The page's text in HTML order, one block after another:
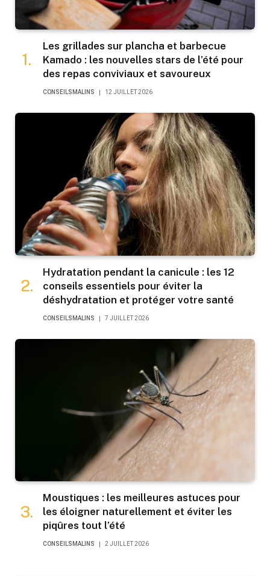
Les grillades sur plancha et barbecue
Kamado : les nouvelles stars de l’été pour
des repas conviviaux et savoureux
CONSEILSMALINS 12 JUILLET 2026
Hydratation pendant la canicule : les 12
conseils essentiels pour éviter la
déshydratation et protéger votre santé
CONSEILSMALINS 7 JUILLET 2026
Moustiques : les meilleures astuces pour
les éloigner naturellement et éviter les
piqûres tout l’été
CONSEILSMALINS 2 JUILLET 2026